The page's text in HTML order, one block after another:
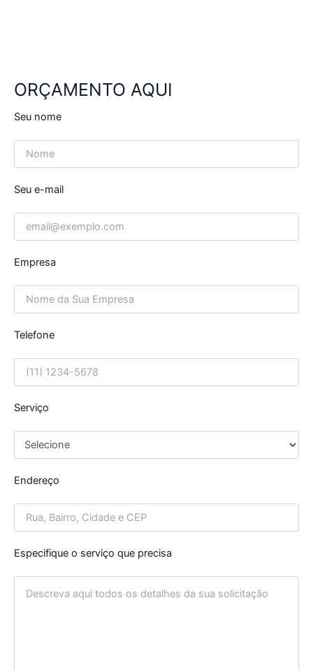
ORÇAMENTO AQUI
Seu nome
Seu e-mail
Empresa
Telefone
Serviço
Endereço
Especifique o serviço que precisa